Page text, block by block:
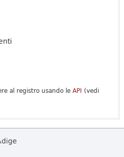
al registro usando le API (vedi